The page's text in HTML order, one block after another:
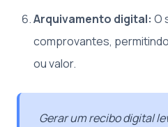
Arquivamento digital: O
comprovantes,
ou valor.
Gerar um recibo digital